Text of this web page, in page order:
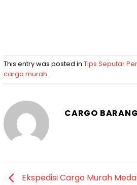
This entry was posted in Tips Seputar
cargo murah.
CARGO BARANG
Ekspedisi Cargo Murah